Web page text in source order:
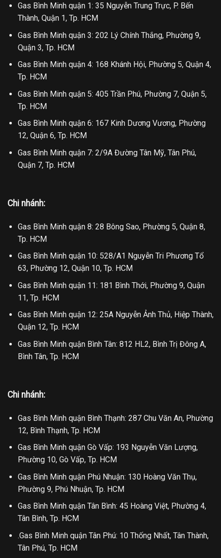
Gas Bình Minh quận 1: 35 Nguyễn Trung Trực, P. Bến
Thành, Quận 1, Tp. HCM
Gas Bình Minh quận 3: 202 Lý Chính Thắng, Phường 9,
Quận 3, Tp. HCM
Gas Bình Minh quận 4: 168 Khánh Hội, Phường 5, Quận 4,
Tp. HCM
Gas Bình Minh quận 5: 405 Trần Phú, Phường 7, Quận 5,
Tp. HCM
Gas Bình Minh quận 6: 167 Kinh Dương Vương, Phường
12, Quận 6, Tp. HCM
Gas Bình Minh quận 7: 2/9A Đường Tân Mỹ, Tân Phú,
Quận 7, Tp. HCM
Chi nhánh:
Gas Bình Minh quận 8: 28 Bông Sao, Phường 5, Quận 8,
Tp. HCM
Gas Bình Minh quận 10: 528/A1 Nguyễn Tri Phương Tổ
63, Phường 12, Quận 10, Tp. HCM
Gas Bình Minh quận 11: 181 Bình Thới, Phường 9, Quận
11, Tp. HCM
Gas Bình Minh quận 12: 25A Nguyễn Ảnh Thủ, Hiệp Thành,
Quận 12, Tp. HCM
Gas Bình Minh quận Bình Tân: 812 HL2, Bình Trị Đông A,
Bình Tân, Tp. HCM
Chi nhánh:
Gas Bình Minh quận Bình Thạnh: 287 Chu Văn An, Phường
12, Bình Thạnh, Tp. HCM
Gas Bình Minh quận Gò Vấp: 193 Nguyễn Văn Lượng,
Phường 10, Gò Vấp, Tp. HCM
Gas Bình Minh quận Phú Nhuận: 130 Hoàng Văn Thụ,
Phường 9, Phú Nhuận, Tp. HCM
Gas Bình Minh quận Tân Bình: 45 Hoàng Việt, Phường 4,
Tân Bình, Tp. HCM
.Gas Bình Minh quận Tân Phú: 10 Thống Nhất, Tân Thành,
Tân Phú, Tp. HCM